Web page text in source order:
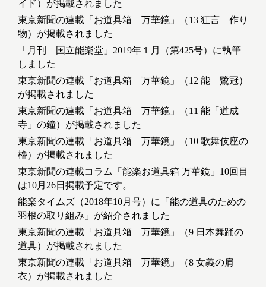
イド）が掲載されました
東京新聞の連載「お道具箱 万華鏡」（13 狂言 作り
物）が掲載されました
「月刊 国立能楽堂」2019年１月（第425号）に執筆
しました
東京新聞の連載「お道具箱 万華鏡」（12 能 鷺冠）
が掲載されました
東京新聞の連載「お道具箱 万華鏡」（11 能「道成
寺」の鐘）が掲載されました
東京新聞の連載「お道具箱 万華鏡」（10 歌舞伎座の
櫓）が掲載されました
東京新聞の連載コラム「能楽お道具箱 万華鏡」10回目
は10月26日掲載予定です。
能楽タイムズ（2018年10月号）に「能の道具のための
羽根の取り組み」が紹介されました
東京新聞の連載「お道具箱 万華鏡」（9 日本舞踊の
道具）が掲載されました
東京新聞の連載「お道具箱 万華鏡」（8 女義の肩
衣）が掲載されました